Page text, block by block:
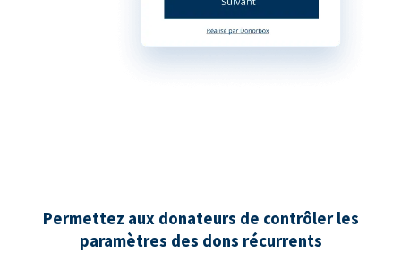
Permettez aux donateurs de contrôler les
paramètres des dons récurrents